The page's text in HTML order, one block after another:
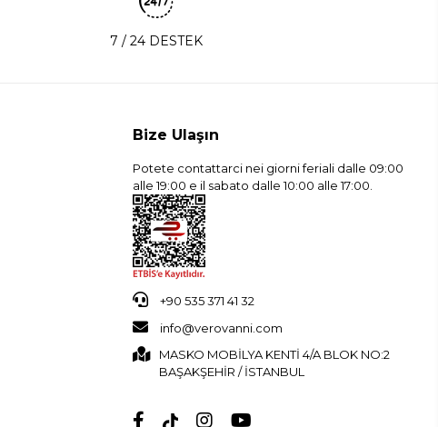
7 / 24 DESTEK
Bize Ulaşın
Potete contattarci nei giorni feriali dalle 09:00
alle 19:00 e il sabato dalle 10:00 alle 17:00.
+90 535 371 41 32
info@verovanni.com
MASKO MOBİLYA KENTİ 4/A BLOK NO:2
BAŞAKŞEHİR / İSTANBUL